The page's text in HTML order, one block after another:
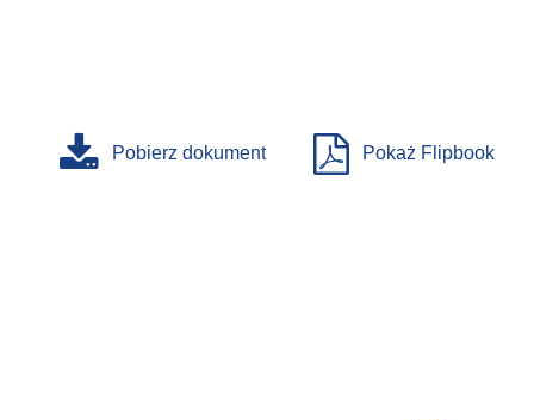
Pobierz dokument Pokaż Flipbook